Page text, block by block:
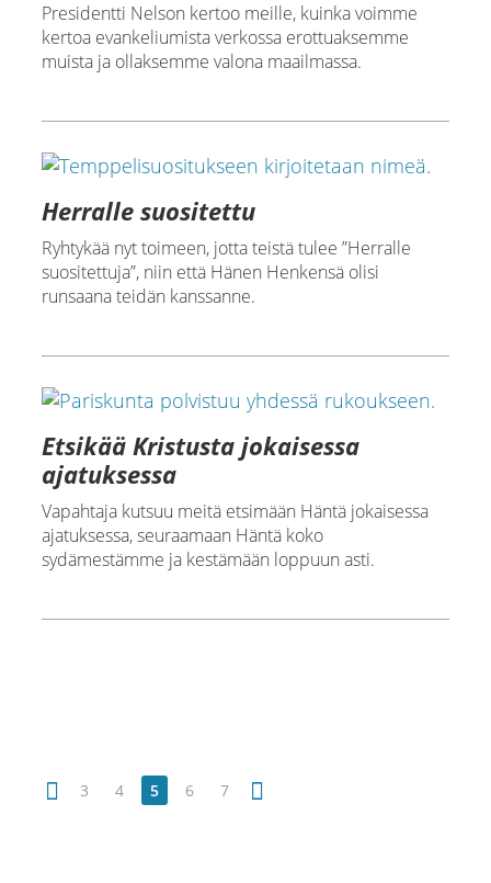
Presidentti Nelson kertoo meille, kuinka voimme
kertoa evankeliumista verkossa erottuaksemme
muista ja ollaksemme valona maailmassa.
Herralle suositettu
Ryhtykää nyt toimeen, jotta teistä tulee ”Herralle
suositettuja”, niin että Hänen Henkensä olisi
runsaana teidän kanssanne.
Etsikää Kristusta jokaisessa
ajatuksessa
Vapahtaja kutsuu meitä etsimään Häntä jokaisessa
ajatuksessa, seuraamaan Häntä koko
sydämestämme ja kestämään loppuun asti.
3 4 5 6 7